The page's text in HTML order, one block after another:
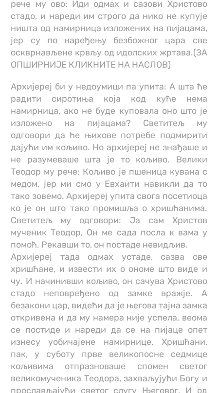
рече му ово: Иди одмах и сазови Христово
стадо, и нареди им строго да нико не купује
ништа од намирница изложених на пијацама,
јер су по наређењу безбожног цара све
оскврнављене крвљу од идолских жртава.(ЗА
ОПШИРНИЈЕ КЛИКНИТЕ НА НАСЛОВ)
Архијереј би у недоумици па упита: А шта ће
радити сиротиња која код куће нема
намирница, ако не буде куповала оно што је
изложено на пијацама? Светитељ му
одговори да ће њихове потребе подмирити
дајући им кољиво. Но архијереј не знађаше и
не разумеваше шта је то кољиво. Велики
Теодор му рече: Кољиво је пшеница кувана с
медом, јер ми смо у Евхаити навикли да то
тако зовемо. Архијереј упита свога посетиоца
ко је он што тако промишља о хришћанима.
Светитељ му одговори: Ја сам Христов
мученик Теодор, Он ме сада посла к вама у
помоћ. Рекавши то, он постаде невидљив.
Архијереј тада одмах устаде, сазва све
хришћане, и извести их о ономе што виде и
чу. И начинивши кољиво, он сачува Христово
стадо неповређено од замке вражје. А
безакони цар, видећи да је његова тајна замка
откривена и да му намера није успела, веома
се постиде и нареди да се на пијаце опет
изнесу уобичајене намирнице. Хришћани,
пак, у суботу прве великопосне седмице
кољивима отпразноваше спомен светог
великомученика Теодора, захваљујући Богу и
прослављајући светог слугу Његовог. И од